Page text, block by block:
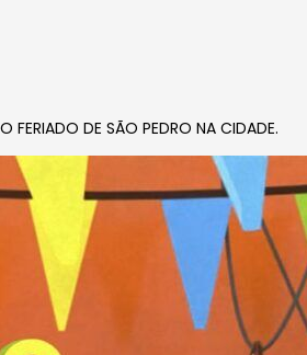
DE SÃO PEDRO NA CIDADE.